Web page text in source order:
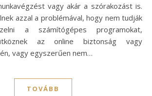
vagy akár a szórakozást is.
azzal a problémával, hogy nem tudják
a számítógépes programokat,
az online biztonság vagy
vagy egyszerűen nem…
TOVÁBB